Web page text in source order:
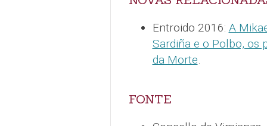
Entroido 2016: A
Sardiña e o Polbo, os
da Morte.
FONTE